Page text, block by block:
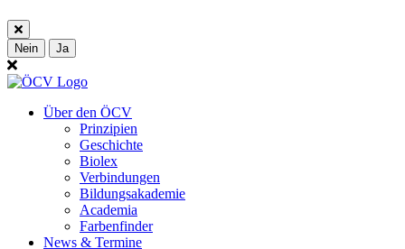
Nein Ja
Über den ÖCV
Prinzipien
Geschichte
Biolex
Verbindungen
Bildungsakademie
Academia
Farbenfinder
News & Termine